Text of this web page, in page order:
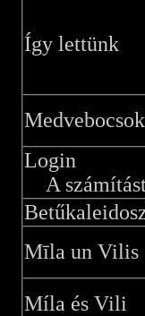
Így lettünk
Medvebocsok
Login
A
Mīla un Vilis
Míla és Vili